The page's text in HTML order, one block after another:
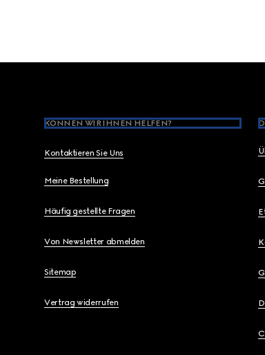
KÖNNEN WIR IHNEN HELFEN?
Kontaktieren Sie Uns
Meine Bestellung
Häufig gestellte Fragen
Von Newsletter abmelden
Sitemap
Vertrag widerrufen